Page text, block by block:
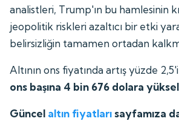
analistleri, Trump'ın bu hamlesinin
jeopolitik riskleri azaltıcı bir etki
belirsizliğin tamamen ortadan
Altının ons fiyatında artış yüzde
ons başına 4 bin 676 dolara
Güncel altın fiyatları sayfamıza